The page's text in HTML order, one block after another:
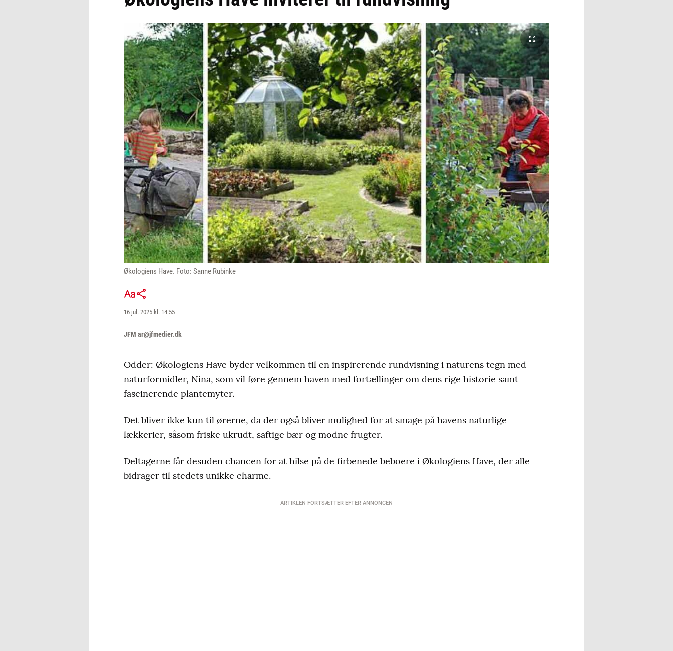
Økologiens Have. Foto: Sanne Rubinke
16 jul. 2025 kl. 14:55
JFM ar@jfmedier.dk
Odder: Økologiens Have byder velkommen til en inspirerende rundvisning i naturens tegn med
naturformidler, Nina, som vil føre gennem haven med fortællinger om dens rige historie samt
fascinerende plantemyter.
Det bliver ikke kun til ørerne, da der også bliver mulighed for at smage på havens naturlige
lækkerier, såsom friske ukrudt, saftige bær og modne frugter.
Deltagerne får desuden chancen for at hilse på de firbenede beboere i Økologiens Have, der alle
bidrager til stedets unikke charme.
ARTIKLEN FORTSÆTTER EFTER ANNONCEN